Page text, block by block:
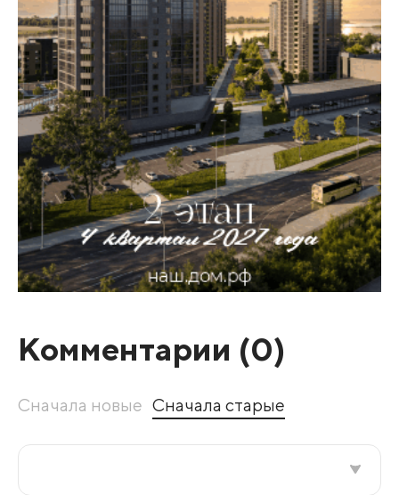
Комментарии (0)
Сначала новые Сначала старые